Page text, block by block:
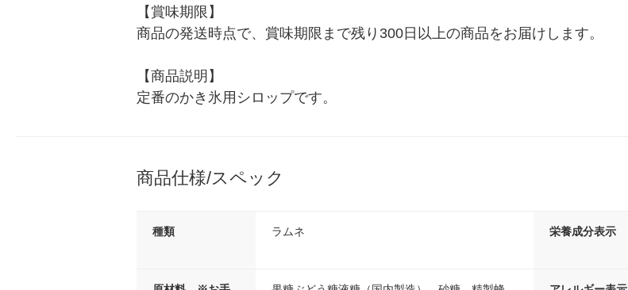
【賞味期限】
商品の発送時点で、賞味期限まで残り300日以上の商品をお届けします。
【商品説明】
定番のかき氷用シロップです。
商品仕様/スペック
種類 ラムネ 栄養成分表示